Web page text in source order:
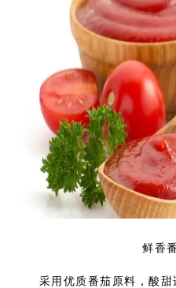
鲜香
采用优质番茄原料，酸